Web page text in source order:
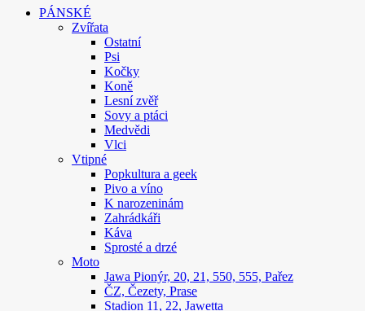
PÁNSKÉ
Zvířata
Ostatní
Psi
Kočky
Koně
Lesní zvěř
Sovy a ptáci
Medvědi
Vlci
Vtipné
Popkultura a geek
Pivo a víno
K narozeninám
Zahrádkáři
Káva
Sprosté a drzé
Moto
Jawa Pionýr, 20, 21, 550, 555, Pařez
ČZ, Čezety, Prase
Stadion 11, 22, Jawetta